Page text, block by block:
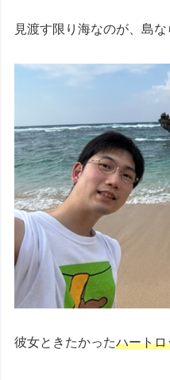
見渡す限り海なのが、島
彼女ときたかったハートロ